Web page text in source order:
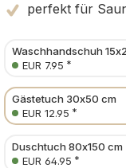
perfekt für
Waschhandschuh
EUR 7.95 *
Gästetuch 30x50 cm
EUR 12.95 *
Duschtuch 80x150 cm
EUR 64.95 *